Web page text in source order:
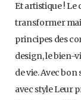
Et artistique !
transformer
principes des
design, le bien-
de vie. Avec
avec style Leur